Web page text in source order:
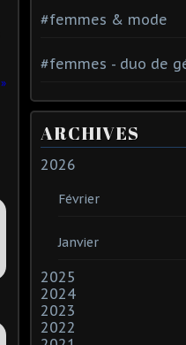
#femmes & mode
#femmes - duo de
ARCHIVES
2026
Février
Janvier
2025
2024
2023
2022